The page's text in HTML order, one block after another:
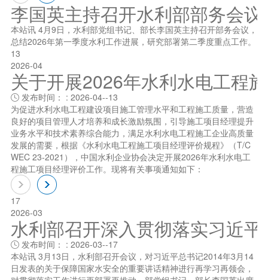
李国英主持召开水利部部务会议
本站讯 4月9日，水利部党组书记、部长李国英主持召开部务会议，
总结2026年第一季度水利工作进展，研究部署第二季度重点工作。
13
2026-04
关于开展2026年水利水电工程
发布时间： : 2026-04--13
为促进水利水电工程建设项目施工管理水平和工程施工质量，营造
良好的项目管理人才培养和成长激励氛围，引导施工项目经理提升
业务水平和技术素养综合能力，满足水利水电工程施工企业高质量
发展的需要，根据《水利水电工程施工项目经理评价规程》（T/C
WEC 23-2021），中国水利企业协会决定开展2026年水利水电工
程施工项目经理评价工作。现将有关事项通知如下：
17
2026-03
水利部召开深入贯彻落实习近
发布时间： : 2026-03--17
本站讯 3月13日，水利部召开会议，对习近平总书记2014年3月14
日发表的关于保障国家水安全的重要讲话精神进行再学习再领会，